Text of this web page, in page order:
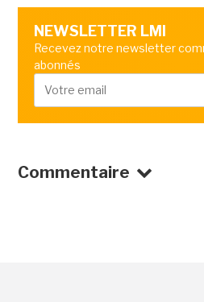
NEWSLETTER LMI
Recevez notre newsletter
abonnés
Commentaire